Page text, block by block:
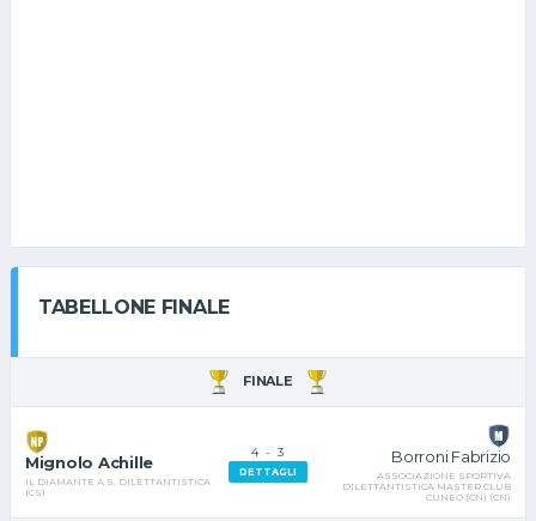
TABELLONE FINALE
FINALE
Mignolo Achille
IL DIAMANTE A.S. DILETTANTISTICA
(CS)
4-3
DETTAGLI
Borroni Fabrizio
ASSOCIAZIONE SPORTIVA
DILETTANTISTICA MASTER CLUB
CUNEO (CN) (CN)